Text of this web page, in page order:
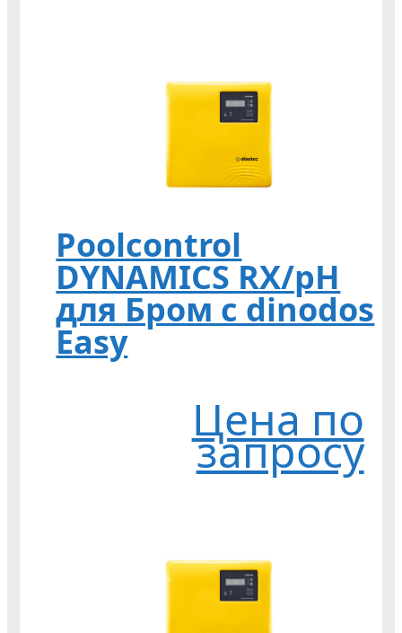
Poolcontrol
DYNAMICS RX/pH
для Бром с dinodos
Easy
Цена по
запросу